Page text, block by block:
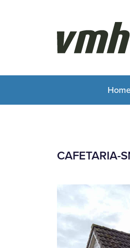
CAFETARIA-